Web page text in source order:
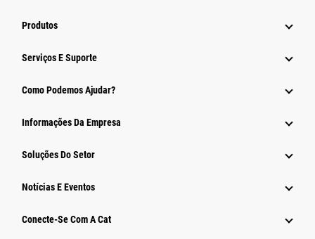
Produtos
Serviços E Suporte
Como Podemos Ajudar?
Informações Da Empresa
Soluções Do Setor
Notícias E Eventos
Conecte-Se Com A Cat